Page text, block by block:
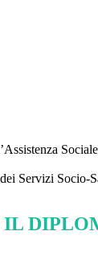
Servizi
IL